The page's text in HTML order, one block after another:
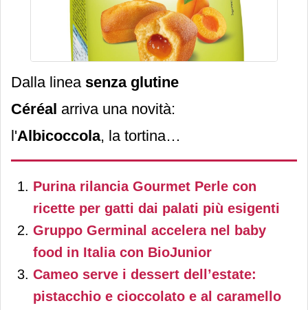
Dalla linea senza glutine
Céréal arriva una novità:
l'Albicoccola, la tortina
all'albicocca che va ad
aggiungersi a un’ampia
gamma di merendine,
biscotti, pane e sostituti
pensati da Céréal per chi
soffre diceliachiao
Purina rilancia Gourmet Perle con
ricette per gatti dai palati più esigenti
Gruppo Germinal accelera nel baby
food in Italia con BioJunior
Cameo serve i dessert dell’estate:
pistacchio e cioccolato e al caramello